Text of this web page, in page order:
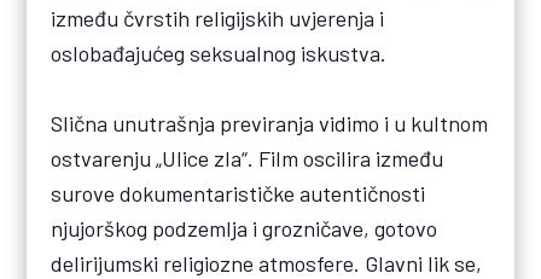
između čvrstih religijskih uvjerenja i
oslobađajućeg seksualnog iskustva.
Slična unutrašnja previranja vidimo i u kultnom
ostvarenju „Ulice zla“. Film oscilira između
surove dokumentarističke autentičnosti
njujorškog podzemlja i grozničave, gotovo
delirijumski religiozne atmosfere. Glavni lik se,